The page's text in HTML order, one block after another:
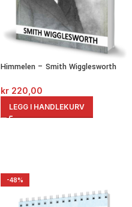
Himmelen – Smith Wigglesworth
kr 220,00
LEGG I HANDLEKURV
-48%